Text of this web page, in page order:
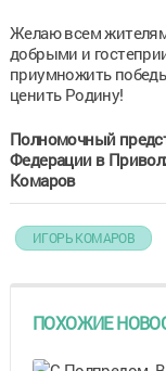
Желаю всем жителям
добрыми и
приумножить
ценить Родину!
Полномочный
Федерации в
Комаров
ИГОРЬ КОМАРОВ
ПОХОЖИЕ